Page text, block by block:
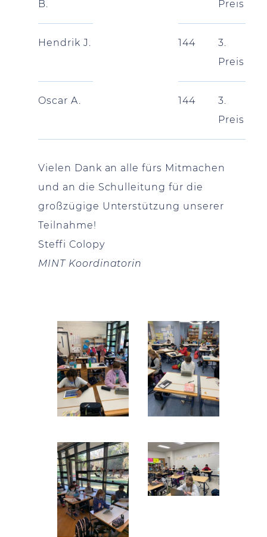
B. Preis
Hendrik J. 144
3.
Preis
Oscar A. 144
3.
Preis
Vielen Dank an alle fürs Mitmachen
und an die Schulleitung für die
großzügige Unterstützung unserer
Teilnahme!
Steffi Colopy
MINT Koordinatorin